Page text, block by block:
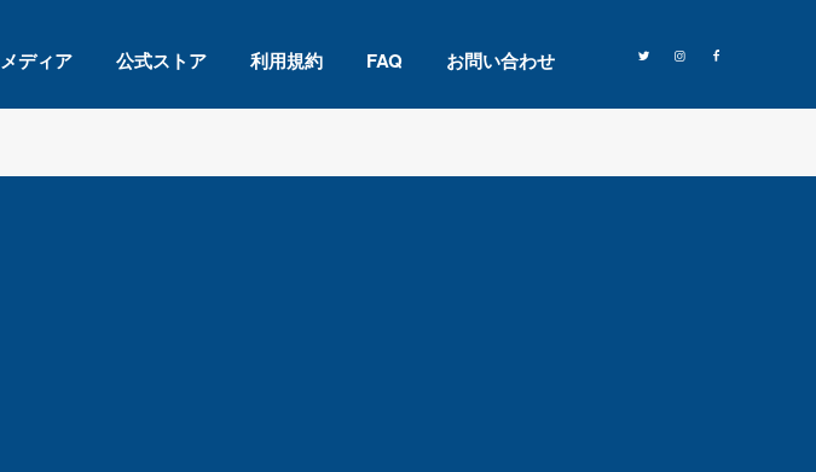
メディア 公式ストア 利用規約 FAQ お問い合わせ